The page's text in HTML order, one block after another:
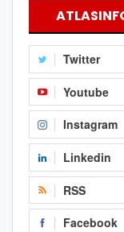
Twitter
Youtube
Instagram
Linkedin
RSS
Facebook